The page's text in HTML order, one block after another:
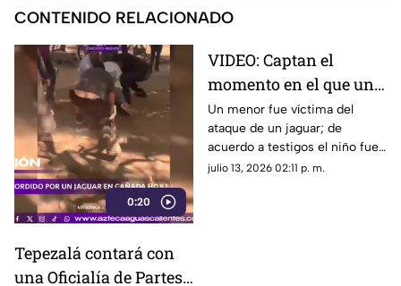
CONTENIDO RELACIONADO
0:20
VIDEO: Captan el
momento en el que un
niño es atacado por un
jaguar en Cañada
Honda
Un menor fue víctima del
ataque de un jaguar; de
acuerdo a testigos el niño fue
mordido por el ejemplar, el
julio 13, 2026 02:11 p. m.
Tepezalá contará con
una Oficialía de Partes